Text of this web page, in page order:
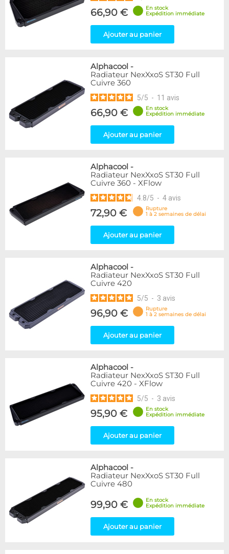
66,90 €
En stock
Expédition immédiate
Ajouter au panier
Alphacool -
Radiateur NexXxoS ST30 Full
Cuivre 360
5/5 - 11 avis
66,90 €
En stock
Expédition immédiate
Ajouter au panier
Alphacool -
Radiateur NexXxoS ST30 Full
Cuivre 360 - XFlow
4.8/5 - 4 avis
72,90 €
Rupture
1 à 2 semaines de délai
Ajouter au panier
Alphacool -
Radiateur NexXxoS ST30 Full
Cuivre 420
5/5 - 3 avis
96,90 €
Rupture
1 à 2 semaines de délai
Ajouter au panier
Alphacool -
Radiateur NexXxoS ST30 Full
Cuivre 420 - XFlow
5/5 - 3 avis
95,90 €
En stock
Expédition immédiate
Ajouter au panier
Alphacool -
Radiateur NexXxoS ST30 Full
Cuivre 480
99,90 €
En stock
Expédition immédiate
Ajouter au panier